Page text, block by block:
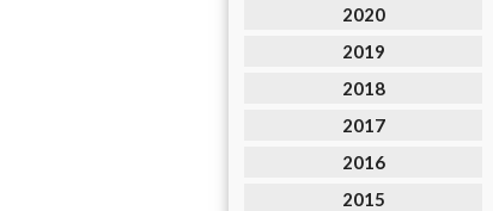
2020
2019
2018
2017
2016
2015